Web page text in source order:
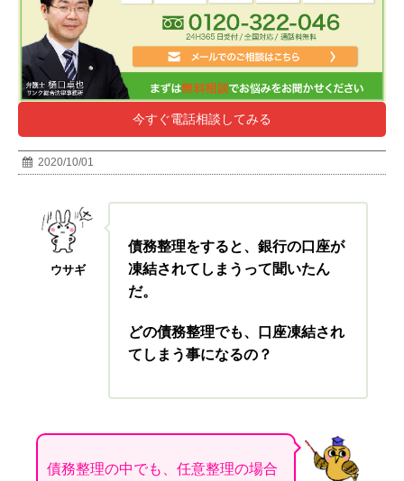
今すぐ電話相談してみる
2020/10/01
ウサギ
債務整理をすると、銀行の口座が
凍結されてしまうって聞いたん
だ。
どの債務整理でも、口座凍結され
てしまう事になるの？
債務整理の中でも、任意整理の場合